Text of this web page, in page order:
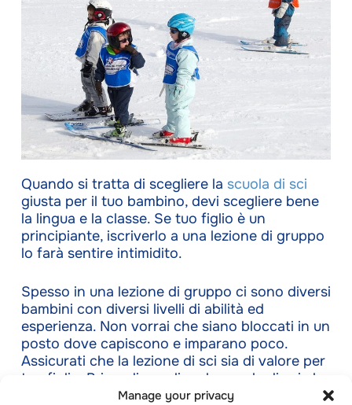
Manage your privacy
Quando si tratta di scegliere la scuola di sci
giusta per il tuo bambino, devi scegliere bene
la lingua e la classe. Se tuo figlio è un
principiante, iscriverlo a una lezione di gruppo
lo farà sentire intimidito.
Spesso in una lezione di gruppo ci sono diversi
bambini con diversi livelli di abilità ed
esperienza. Non vorrai che siano bloccati in un
posto dove capiscono e imparano poco.
Assicurati che la lezione di sci sia di valore per
tuo figlio. Prima di scegliere la scuola di sci che
preferisci, devi considerare quanto segue.